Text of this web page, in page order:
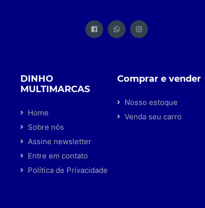
DINHO
MULTIMARCAS
Home
Sobre nós
Assine newsletter
Entre em contato
Política de Privacidade
Comprar e vender
Nosso estoque
Venda seu carro